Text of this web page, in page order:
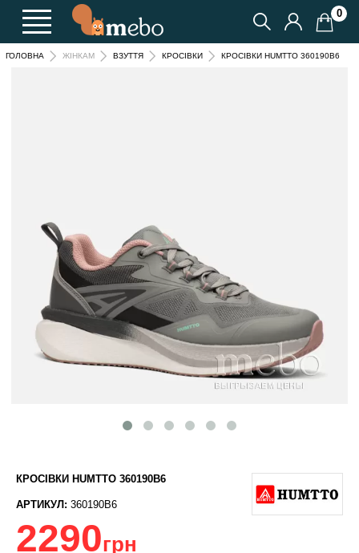
0
ГОЛОВНА ЖІНКАМ ВЗУТТЯ КРОСІВКИ КРОСІВКИ HUMTTO 360190B6
КРОСІВКИ HUMTTO 360190B6
АРТИКУЛ: 360190B6
2290грн